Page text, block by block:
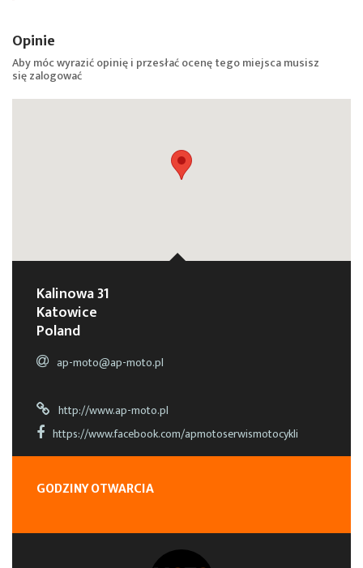
Opinie
Aby móc wyrazić opinię i przesłać ocenę tego miejsca musisz
sięzalogować
Kalinowa 31
Katowice
Poland
ap-moto@ap-moto.pl
http://www.ap-moto.pl
https://www.facebook.com/apmotoserwismotocykli
GODZINY OTWARCIA